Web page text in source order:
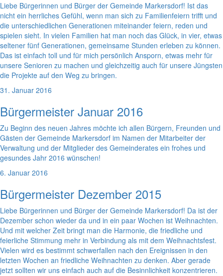
Liebe Bürgerinnen und Bürger der Gemeinde Markersdorf! Ist das
nicht ein herrliches Gefühl, wenn man sich zu Familienfeiern trifft und
die unterschiedlichen Generationen miteinander feiern, reden und
spielen sieht. In vielen Familien hat man noch das Glück, in vier, etwas
seltener fünf Generationen, gemeinsame Stunden erleben zu können.
Das ist einfach toll und für mich persönlich Ansporn, etwas mehr für
unsere Senioren zu machen und gleichzeitig auch für unsere Jüngsten
die Projekte auf den Weg zu bringen.
31. Januar 2016
Bürgermeister Januar 2016
Zu Beginn des neuen Jahres möchte ich allen Bürgern, Freunden und
Gästen der Gemeinde Markersdorf im Namen der Mitarbeiter der
Verwaltung und der Mitglieder des Gemeinderates ein frohes und
gesundes Jahr 2016 wünschen!
6. Januar 2016
Bürgermeister Dezember 2015
Liebe Bürgerinnen und Bürger der Gemeinde Markersdorf! Da ist der
Dezember schon wieder da und in ein paar Wochen ist Weihnachten.
Und mit welcher Zeit bringt man die Harmonie, die friedliche und
feierliche Stimmung mehr in Verbindung als mit dem Weihnachtsfest.
Vielen wird es bestimmt schwerfallen nach den Ereignissen in den
letzten Wochen an friedliche Weihnachten zu denken. Aber gerade
jetzt sollten wir uns einfach auch auf die Besinnlichkeit konzentrieren.